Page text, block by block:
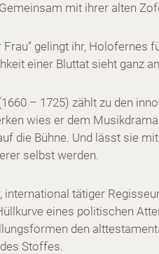
mit ihrer alten
Frau“ gelingt ihr, Holofernes
einer Bluttat sieht ganz
– 1725) zählt zu den
wies er dem
die Bühne. Und lässt sie
selbst werden.
tätiger
eines politischen
den
Stoffes.